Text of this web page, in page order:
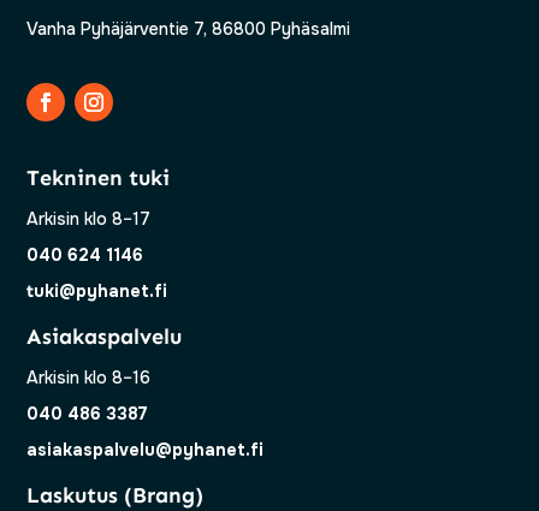
Vanha Pyhäjärventie 7, 86800 Pyhäsalmi
Tekninen tuki
Arkisin klo 8–17
040 624 1146
tuki@pyhanet.fi
Asiakaspalvelu
Arkisin klo 8–16
040 486 3387
asiakaspalvelu@pyhanet.fi
Laskutus (Brang)